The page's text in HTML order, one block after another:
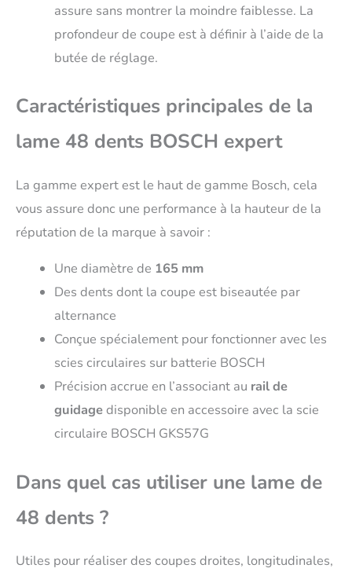
assure sans montrer la moindre faiblesse. La
profondeur de coupe est à définir à l’aide de la
butée de réglage.
Caractéristiques principales de la
lame 48 dents BOSCH expert
La gamme expert est le haut de gamme Bosch, cela
vous assure donc une performance à la hauteur de la
réputation de la marque à savoir :
Une diamètre de 165 mm
Des dents dont la coupe est biseautée par
alternance
Conçue spécialement pour fonctionner avec les
scies circulaires sur batterie BOSCH
Précision accrue en l’associant au rail de
guidagedisponible en accessoire avec la scie
circulaire BOSCH GKS57G
Dans quel cas utiliser une lame de
48 dents ?
Utiles pour réaliser des coupes droites, longitudinales,